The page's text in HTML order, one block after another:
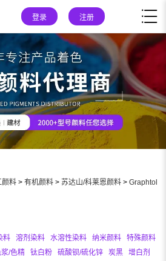
登录 注册
颜料 > 有机颜料 > 苏达山/科莱恩颜料 > Graphtol
料 溶剂染料 水溶性染料 纳米颜料
特殊颜料
/色精 钛白粉 硫酸钡/硫化锌 炭黑
增白剂